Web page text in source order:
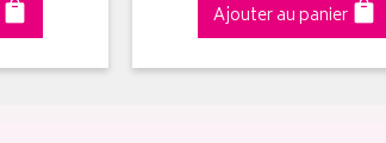
Ajouter au panier